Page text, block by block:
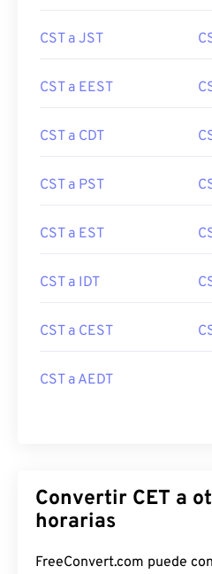
CST a JST
CST a EEST
CST a CDT
CST a PST
CST a EST
CST a IDT
CST a CEST
CST a AEDT
Convertir CET a
horarias
FreeConvert.com puede